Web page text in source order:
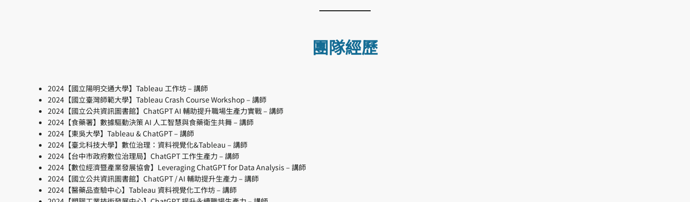
團隊經歷
2024【國立陽明交通大學】Tableau 工作坊 – 講師
2024【國立臺灣師範大學】Tableau Crash Course Workshop – 講師
2024【國立公共資訊圖書館】ChatGPT AI 輔助提升職場生產力實戰 – 講師
2024【食藥署】數據驅動決策 AI 人工智慧與食藥衛生共舞 – 講師
2024【東吳大學】Tableau & ChatGPT – 講師
2024【臺北科技大學】數位治理：資料視覺化&Tableau – 講師
2024【台中市政府數位治理局】ChatGPT 工作生產力 – 講師
2024【數位經濟暨產業發展協會】Leveraging ChatGPT for Data Analysis – 講師
2024【國立公共資訊圖書館】ChatGPT / AI 輔助提升生產力 – 講師
2024【醫藥品查驗中心】Tableau 資料視覺化工作坊 – 講師